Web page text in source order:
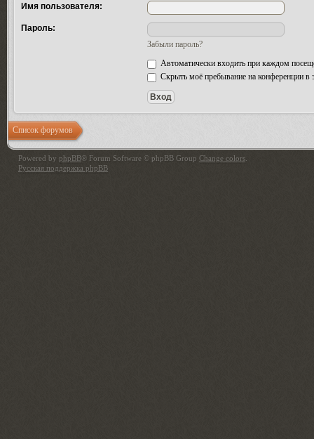
Имя пользователя:
Пароль:
Забыли пароль?
Автоматически входить при каждом
Скрыть моё пребывание на конференции в
Список форумов
Powered by phpBB® Forum Software © phpBB Group Change colors
Русская поддержка phpBB